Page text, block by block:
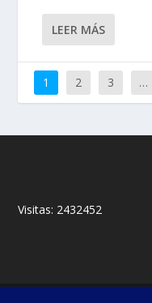
LEER MÁS
1 2 3 …
Visitas: 2432452